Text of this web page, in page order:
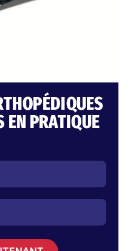
EN PRATIQUE